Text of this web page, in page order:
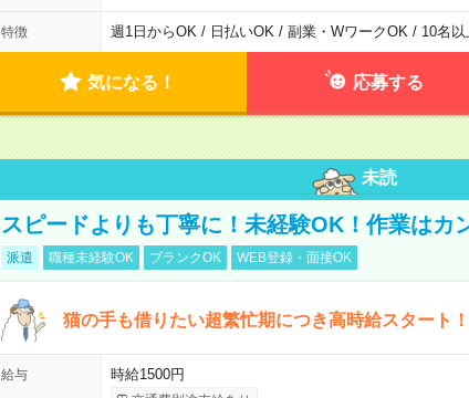
特徴 週1日からOK / 日払いOK / 副業・WワークOK / 10名以
気になる！ 応募する
未読
スピードよりも丁寧に！未経験OK！作業はカ
派遣 職種未経験OK ブランクOK WEB登録・面接OK
猫の手も借りたい超繁忙期につき高時給スタート
給与 時給1500円